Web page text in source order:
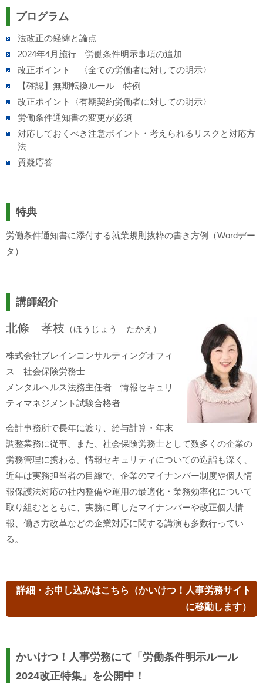
プログラム
法改正の経緯と論点
2024年4月施行 労働条件明示事項の追加
改正ポイント 〈全ての労働者に対しての明示〉
【確認】無期転換ルール 特例
改正ポイント〈有期契約労働者に対しての明示〉
労働条件通知書の変更が必須
対応しておくべき注意ポイント・考えられるリスクと対応方
法
質疑応答
特典
労働条件通知書に添付する就業規則抜粋の書き方例（Wordデー
タ）
講師紹介
北條 孝枝 （ほうじょう たかえ）
株式会社ブレインコンサルティングオフィ
ス 社会保険労務士
メンタルヘルス法務主任者 情報セキュリ
ティマネジメント試験合格者
会計事務所で長年に渡り、給与計算・年末
調整業務に従事。また、社会保険労務士として数多くの企業の
労務管理に携わる。情報セキュリティについての造詣も深く、
近年は実務担当者の目線で、企業のマイナンバー制度や個人情
報保護法対応の社内整備や運用の最適化・業務効率化について
取り組むとともに、実務に即したマイナンバーや改正個人情
報、働き方改革などの企業対応に関する講演も多数行ってい
る。
詳細・お申し込みはこちら（かいけつ！人事労務サイト
に移動します）
かいけつ！人事労務にて「労働条件明示ルール
2024改正特集」を公開中！